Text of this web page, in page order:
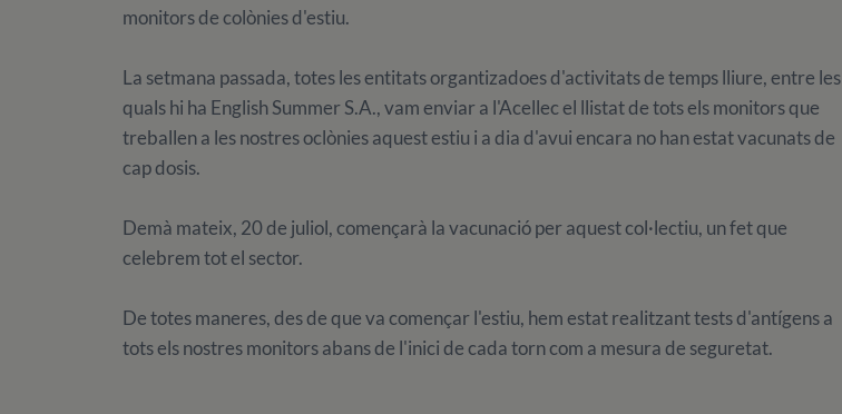
monitors de colònies d'estiu.
La setmana passada, totes les entitats organtizadoes d'activitats de temps lliure, entre les
quals hi ha English Summer S.A., vam enviar a l'Acellec el llistat de tots els monitors que
treballen a les nostres oclònies aquest estiu i a dia d'avui encara no han estat vacunats de
cap dosis.
Demà mateix, 20 de juliol, començarà la vacunació per aquest col·lectiu, un fet que
celebrem tot el sector.
De totes maneres, des de que va començar l'estiu, hem estat realitzant tests d'antígens a
tots els nostres monitors abans de l'inici de cada torn com a mesura de seguretat.